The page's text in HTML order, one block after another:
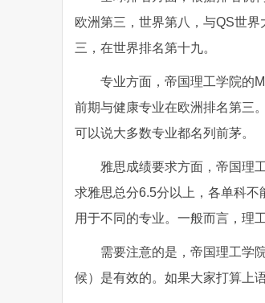
欧洲第三，世界第八，与QS世
三，在世界排名第十九。
专业方面，帝国理工学院的
前期与健康专业在欧洲排名第三
可以说大多数专业都名列前茅。
雅思成绩要求方面，帝国理
求雅思总分6.5分以上，各单科
用于不同的专业。一般而言，理
需要注意的是，帝国理工学
候）是有效的。如果大家打算上